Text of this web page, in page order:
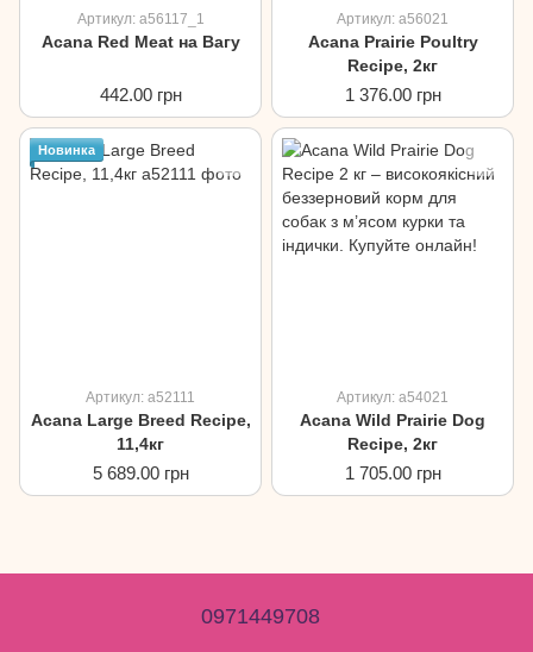
Артикул: a56117_1
Acana Red Meat на Вагу
442.00 грн
Артикул: a56021
Acana Prairie Poultry
Recipe, 2кг
1 376.00 грн
Новинка
Артикул: a52111
Acana Large Breed Recipe,
11,4кг
5 689.00 грн
Артикул: a54021
Acana Wild Prairie Dog
Recipe, 2кг
1 705.00 грн
0971449708